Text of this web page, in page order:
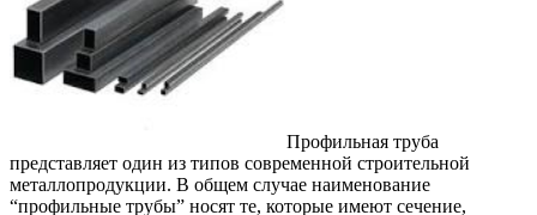
Профильная труба
представляет один из типов современной строительной
металлопродукции. В общем случае наименование
“профильные трубы” носят те, которые имеют сечение,